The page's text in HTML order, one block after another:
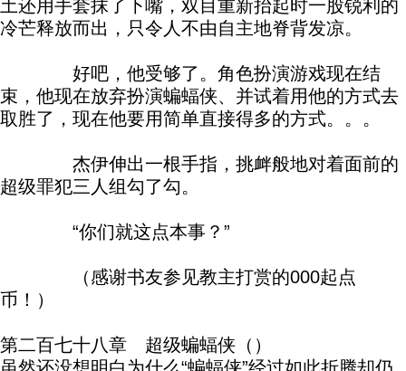
土还用手套抹了下嘴，双目重新抬起时一股锐利的
冷芒释放而出，只令人不由自主地脊背发凉。
好吧，他受够了。角色扮演游戏现在结
束，他现在放弃扮演蝙蝠侠、并试着用他的方式去
取胜了，现在他要用简单直接得多的方式。。。
杰伊伸出一根手指，挑衅般地对着面前的
超级罪犯三人组勾了勾。
“你们就这点本事？”
（感谢书友参见教主打赏的000起点
币！）
第二百七十八章 超级蝙蝠侠（）